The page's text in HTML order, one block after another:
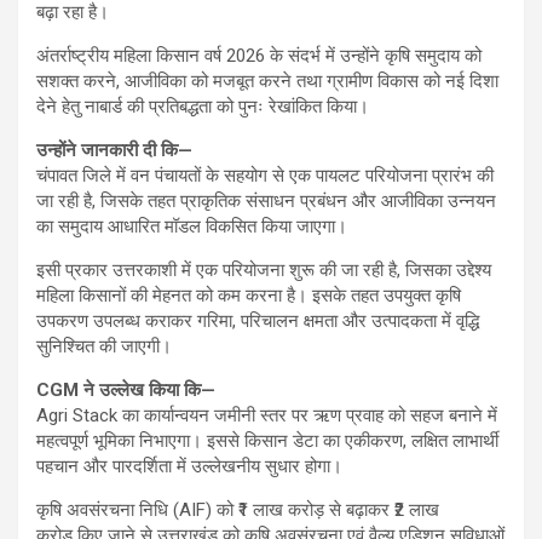
बढ़ा रहा है।
अंतर्राष्ट्रीय महिला किसान वर्ष 2026 के संदर्भ में उन्होंने कृषि समुदाय को
सशक्त करने, आजीविका को मजबूत करने तथा ग्रामीण विकास को नई दिशा
देने हेतु नाबार्ड की प्रतिबद्धता को पुनः रेखांकित किया।
उन्होंने जानकारी दी कि—
चंपावत जिले में वन पंचायतों के सहयोग से एक पायलट परियोजना प्रारंभ की
जा रही है, जिसके तहत प्राकृतिक संसाधन प्रबंधन और आजीविका उन्नयन
का समुदाय आधारित मॉडल विकसित किया जाएगा।
इसी प्रकार उत्तरकाशी में एक परियोजना शुरू की जा रही है, जिसका उद्देश्य
महिला किसानों की मेहनत को कम करना है। इसके तहत उपयुक्त कृषि
उपकरण उपलब्ध कराकर गरिमा, परिचालन क्षमता और उत्पादकता में वृद्धि
सुनिश्चित की जाएगी।
CGM ने उल्लेख किया कि—
Agri Stack का कार्यान्वयन जमीनी स्तर पर ऋण प्रवाह को सहज बनाने में
महत्वपूर्ण भूमिका निभाएगा। इससे किसान डेटा का एकीकरण, लक्षित लाभार्थी
पहचान और पारदर्शिता में उल्लेखनीय सुधार होगा।
कृषि अवसंरचना निधि (AIF) को ₹1 लाख करोड़ से बढ़ाकर ₹2 लाख